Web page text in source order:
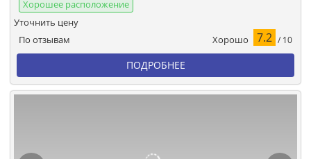
Хорошее расположение
По отзывам Хорошо 7.2 / 10
Уточнить цену
ПОДРОБНЕЕ